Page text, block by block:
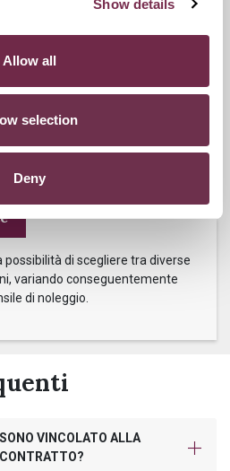
Show details
Allow all
selection
Deny
equipaggiare la tua vettura
qualora fosse possibile, con
di scegliere tra diverse
variando conseguentemente
di noleggio.
VINCOLATO ALLA